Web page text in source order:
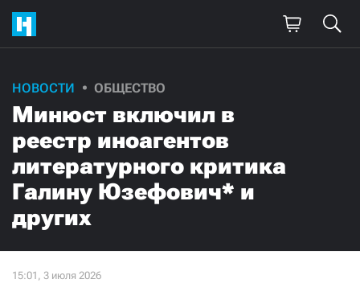
НОВОСТИ ОБЩЕСТВО
Минюст включил в
реестр иноагентов
литературного критика
Галину Юзефович* и
других